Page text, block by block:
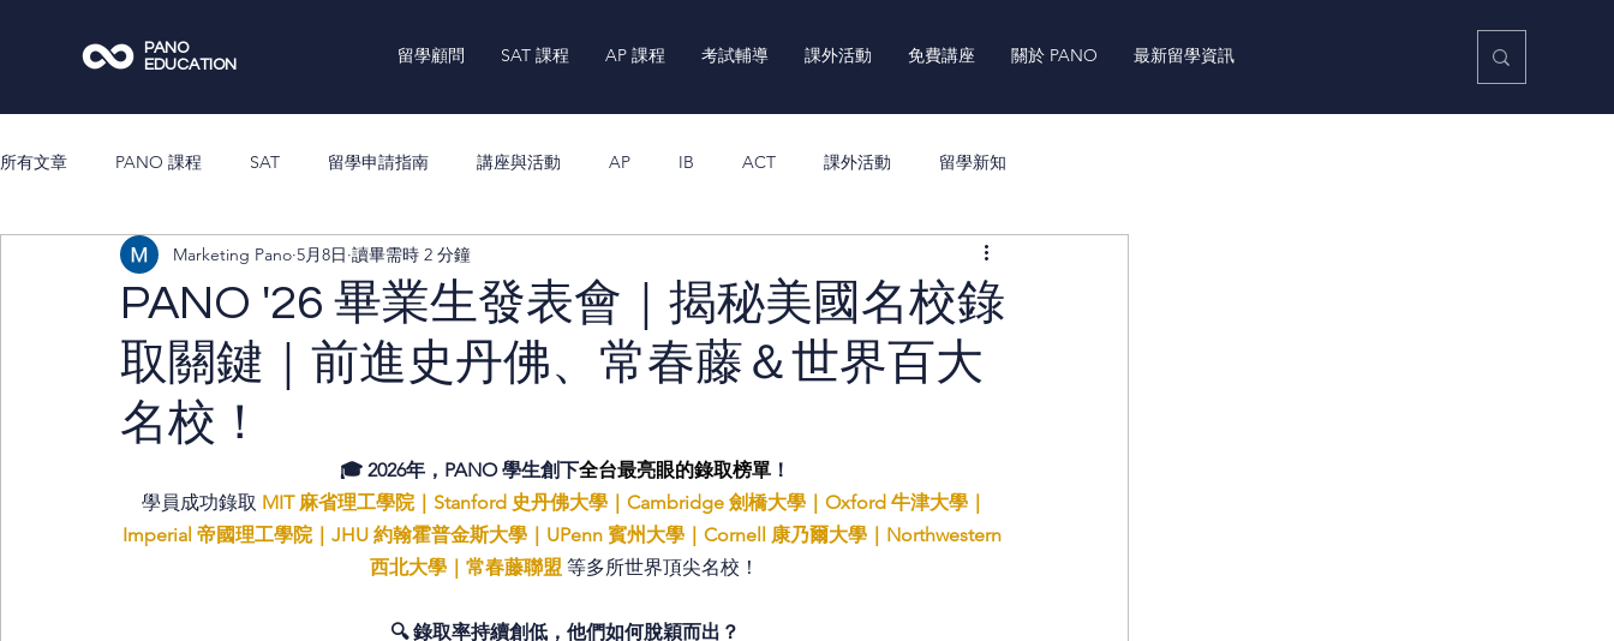
PANO
EDUCATION
留學顧問 SAT 課程 AP 課程 考試輔導 課外活動 免費講座 關於 PANO 最新留學資訊
所有文章 PANO 課程 SAT 留學申請指南 講座與活動 AP IB ACT 課外活動 留學新知
PANO '26 畢業生發表會｜揭秘美國名校錄
取關鍵｜前進史丹佛、常春藤＆世界百大
名校！
Marketing Pano 5月8日 讀畢需時 2 分鐘
🎓 2026年，PANO 學生創下全台最亮眼的錄取榜單！
學員成功錄取 MIT 麻省理工學院｜Stanford 史丹佛大學｜Cambridge 劍橋大學｜Oxford 牛津大學｜
Imperial 帝國理工學院｜JHU 約翰霍普金斯大學｜UPenn 賓州大學｜Cornell 康乃爾大學｜Northwestern
西北大學｜常春藤聯盟 等多所世界頂尖名校！
🔍 錄取率持續創低，他們如何脫穎而出？